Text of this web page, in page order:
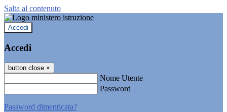
Salta al contenuto
Accedi
Accedi
button close ×
Nome Utente
Password
Password dimenticata?